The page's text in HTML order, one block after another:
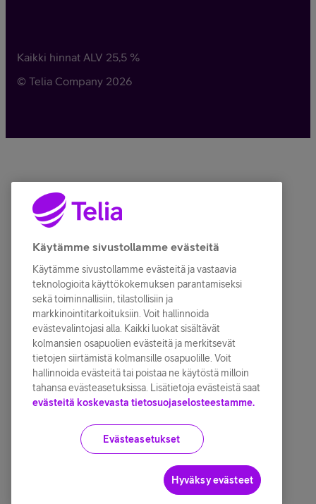
Kaikki hinnat ALV 25,5 %
© Telia Company 2026
Käytämme sivustollamme evästeitä
Käytämme sivustollamme evästeitä ja vastaavia
teknologioita käyttökokemuksen parantamiseksi
sekä toiminnallisiin, tilastollisiin ja
markkinointitarkoituksiin. Voit hallinnoida
evästevalintojasi alla. Kaikki luokat sisältävät
kolmansien osapuolien evästeitä ja merkitsevät
tietojen siirtämistä kolmansille osapuolille. Voit
hallinnoida evästeitä tai poistaa ne käytöstä milloin
tahansa evästeasetuksissa. Lisätietoja evästeistä saat
evästeitä koskevasta tietosuojaselosteestamme.
Evästeasetukset
Hyväksy evästeet